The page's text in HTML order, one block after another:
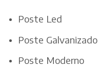
Poste Led
Poste Galvanizado
Poste Moderno